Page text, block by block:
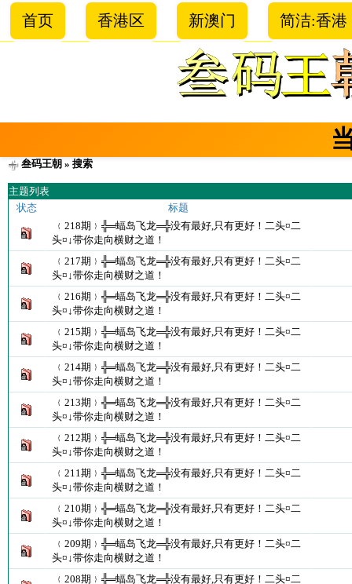
首页 香港区 新澳门 简洁:香港
叁码王朝 » 搜索
主题列表
状态
标题
﹛218期﹜╬═蝠岛飞龙═╬没有最好,只有更好！二头¤二
头¤↓带你走向横财之道！
﹛217期﹜╬═蝠岛飞龙═╬没有最好,只有更好！二头¤二
头¤↓带你走向横财之道！
﹛216期﹜╬═蝠岛飞龙═╬没有最好,只有更好！二头¤二
头¤↓带你走向横财之道！
﹛215期﹜╬═蝠岛飞龙═╬没有最好,只有更好！二头¤二
头¤↓带你走向横财之道！
﹛214期﹜╬═蝠岛飞龙═╬没有最好,只有更好！二头¤二
头¤↓带你走向横财之道！
﹛213期﹜╬═蝠岛飞龙═╬没有最好,只有更好！二头¤二
头¤↓带你走向横财之道！
﹛212期﹜╬═蝠岛飞龙═╬没有最好,只有更好！二头¤二
头¤↓带你走向横财之道！
﹛211期﹜╬═蝠岛飞龙═╬没有最好,只有更好！二头¤二
头¤↓带你走向横财之道！
﹛210期﹜╬═蝠岛飞龙═╬没有最好,只有更好！二头¤二
头¤↓带你走向横财之道！
﹛209期﹜╬═蝠岛飞龙═╬没有最好,只有更好！二头¤二
头¤↓带你走向横财之道！
﹛208期﹜╬═蝠岛飞龙═╬没有最好,只有更好！二头¤二